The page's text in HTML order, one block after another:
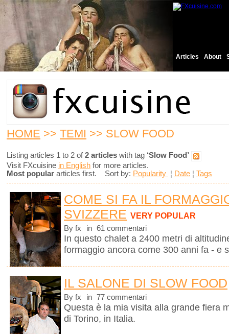
Articles About
HOME >> TEMI >> SLOW FOOD
Listing articles 1 to 2 of2 articles with tag ‘Slow Food’
Visit FXcuisine in English for more articles.
Most popular articles first. Sort by: Popularity ¦ Date ¦ Tags
COME SI FA IL
SVIZZERE VERY POPULAR
By fx in 61 commentari
In questo chalet a 2400 metri di
formaggio ancora come 300 anni fa - e
IL SALONE DI SLOW FOOD
By fx in 77 commentari
Questa è la mia visita alla grande fiera
di Torino, in Italia.